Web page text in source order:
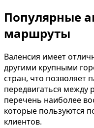
Популярные
маршруты
Валенсия имеет
другими крупными
стран, что позволяет
передвигаться
перечень наиболее
которые пользуются
клиентов.